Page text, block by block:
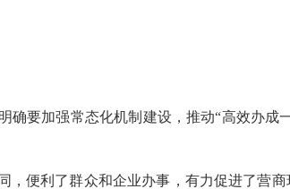
确要加强常态化机制建设，推动“高效办成
，便利了群众和企业办事，有力促进了营